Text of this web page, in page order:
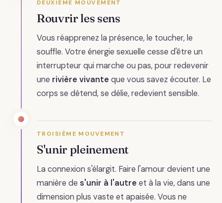
DEUXIÈME MOUVEMENT
Rouvrir les sens
Vous réapprenez la présence, le toucher, le
souffle. Votre énergie sexuelle cesse d'être un
interrupteur qui marche ou pas, pour redevenir
une rivière vivante que vous savez écouter. Le
corps se détend, se délie, redevient sensible.
TROISIÈME MOUVEMENT
S'unir pleinement
La connexion s'élargit. Faire l'amour devient une
manière de s'unir à l'autre et à la vie, dans une
dimension plus vaste et apaisée. Vous ne